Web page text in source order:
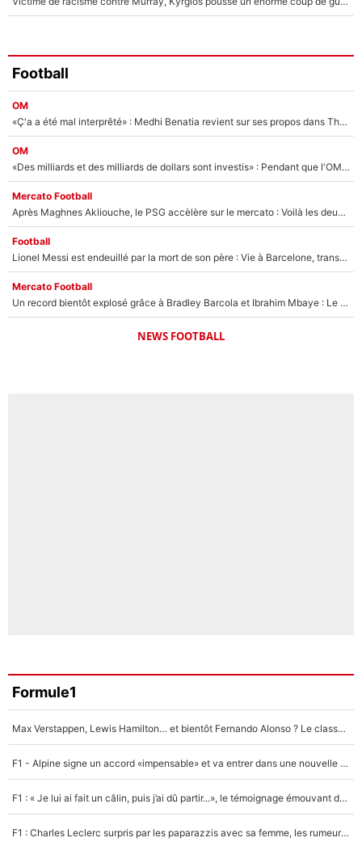
Football
OM
«Ç'a a été mal interprêté» : Medhi Benatia revient sur ses propos dans The Bridge et précise ses conditions pour rejoindre le PSG !
OM
«Des milliards et des milliards de dollars sont investis» : Pendant que l'OM est en pleine crise financière, Frank McCourt lance un nouveau projet à 260M€ !
Mercato Football
Après Maghnes Akliouche, le PSG accèlère sur le mercato : Voilà les deux nouvelles recrues qui vont signer la semaine prochaine ?
Football
Lionel Messi est endeuillé par la mort de son père : Vie à Barcelone, transfert au PSG... voilà comment Jorge Messi a joué un rôle essentiel dans sa carrière !
Mercato Football
Un record bientôt explosé grâce à Bradley Barcola et Ibrahim Mbaye : Le PSG sur le point de réaliser un mercato historique ?
NEWS FOOTBALL
Formule1
Max Verstappen, Lewis Hamilton… et bientôt Fernando Alonso ? Le classement des pilotes les mieux payés en Formule 1 risque de changer !
F1 - Alpine signe un accord «impensable» et va entrer dans une nouvelle dimension : Grande nouvelle pour Pierre Gasly !
F1 : « Je lui ai fait un câlin, puis j’ai dû partir...», le témoignage émouvant de Max Verstappen sur sa fille
F1 : Charles Leclerc surpris par les paparazzis avec sa femme, les rumeurs étaient vraies !